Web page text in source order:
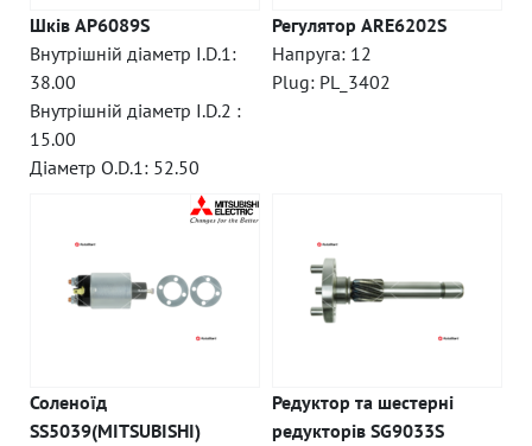
Шків AP6089S
Внутрішній діаметр I.D.1:
38.00
Внутрішній діаметр I.D.2 :
15.00
Діаметр O.D.1: 52.50
Регулятор ARE6202S
Напруга: 12
Plug: PL_3402
Соленоїд
SS5039(MITSUBISHI)
Редуктор та шестерні
редукторів SG9033S